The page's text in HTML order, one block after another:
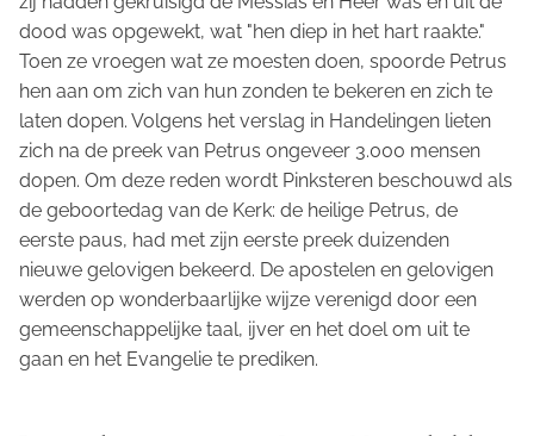
dood was opgewekt, wat "hen diep in het hart raakte."
Toen ze vroegen wat ze moesten doen, spoorde Petrus
hen aan om zich van hun zonden te bekeren en zich te
laten dopen. Volgens het verslag in Handelingen lieten
zich na de preek van Petrus ongeveer 3.000 mensen
dopen. Om deze reden wordt Pinksteren beschouwd als
de geboortedag van de Kerk: de heilige Petrus, de
eerste paus, had met zijn eerste preek duizenden
nieuwe gelovigen bekeerd. De apostelen en gelovigen
werden op wonderbaarlijke wijze verenigd door een
gemeenschappelijke taal, ijver en het doel om uit te
gaan en het Evangelie te prediken.